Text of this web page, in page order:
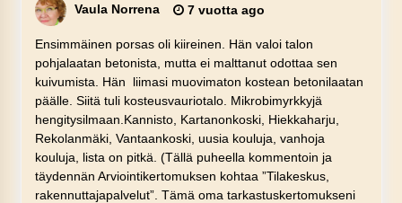
Vaula Norrena 7 vuotta ago
Ensimmäinen porsas oli kiireinen. Hän valoi talon
pohjalaatan betonista, mutta ei malttanut odottaa sen
kuivumista. Hän liimasi muovimaton kostean betonilaatan
päälle. Siitä tuli kosteusvauriotalo. Mikrobimyrkkyjä
hengitysilmaan.Kannisto, Kartanonkoski, Hiekkaharju,
Rekolanmäki, Vantaankoski, uusia kouluja, vanhoja
kouluja, lista on pitkä. (Tällä puheella kommentoin ja
täydennän Arviointikertomuksen kohtaa ”Tilakeskus,
rakennuttajapalvelut”. Tämä oma tarkastuskertomukseni